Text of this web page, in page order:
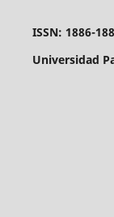
ISSN: 1886-
Universidad